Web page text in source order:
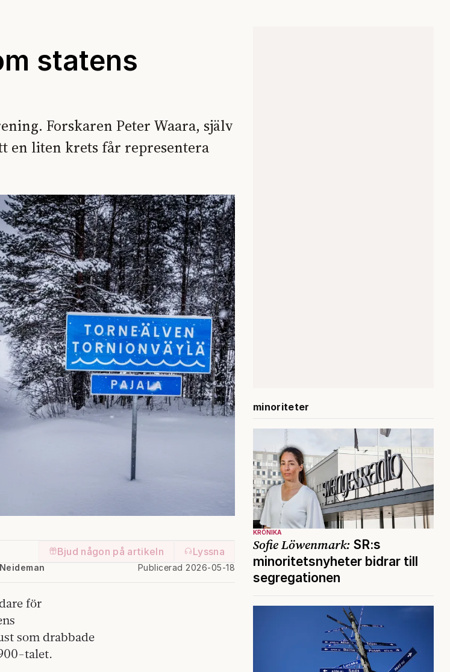
statens
Forskaren Peter Waara, själv
en liten krets får representera
Bjud någon på artikeln Lyssna
Publicerad 2026-05-18
för
som drabbade
talet.
minoriteter
KRÖNIKA
Sofie Löwenmark: SR:s
minoritetsnyheter bidrar till
segregationen